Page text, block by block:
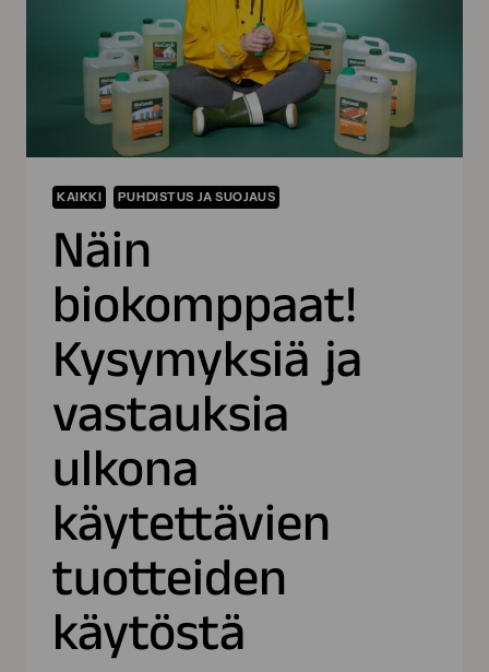
KAIKKI PUHDISTUS JA SUOJAUS
Näin
biokomppaat!
Kysymyksiä ja
vastauksia
ulkona
käytettävien
tuotteiden
käytöstä